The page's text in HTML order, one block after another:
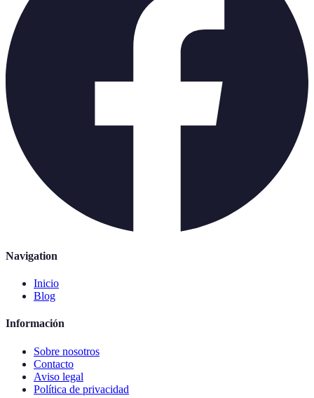
Navigation
Inicio
Blog
Información
Sobre nosotros
Contacto
Aviso legal
Política de privacidad